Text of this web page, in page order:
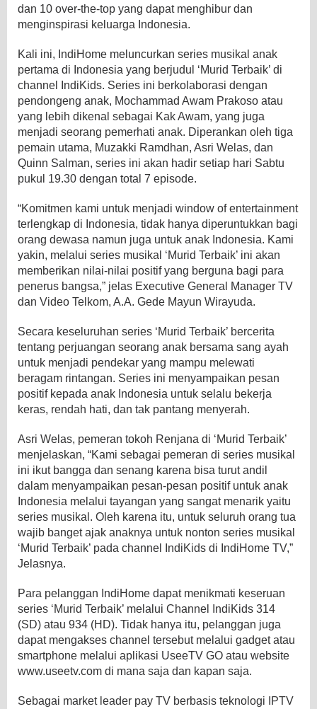
dan 10 over-the-top yang dapat menghibur dan
menginspirasi keluarga Indonesia.
Kali ini, IndiHome meluncurkan series musikal anak
pertama di Indonesia yang berjudul ‘Murid Terbaik’ di
channel IndiKids. Series ini berkolaborasi dengan
pendongeng anak, Mochammad Awam Prakoso atau
yang lebih dikenal sebagai Kak Awam, yang juga
menjadi seorang pemerhati anak. Diperankan oleh tiga
pemain utama, Muzakki Ramdhan, Asri Welas, dan
Quinn Salman, series ini akan hadir setiap hari Sabtu
pukul 19.30 dengan total 7 episode.
“Komitmen kami untuk menjadi window of entertainment
terlengkap di Indonesia, tidak hanya diperuntukkan bagi
orang dewasa namun juga untuk anak Indonesia. Kami
yakin, melalui series musikal ‘Murid Terbaik’ ini akan
memberikan nilai-nilai positif yang berguna bagi para
penerus bangsa,” jelas Executive General Manager TV
dan Video Telkom, A.A. Gede Mayun Wirayuda.
Secara keseluruhan series ‘Murid Terbaik’ bercerita
tentang perjuangan seorang anak bersama sang ayah
untuk menjadi pendekar yang mampu melewati
beragam rintangan. Series ini menyampaikan pesan
positif kepada anak Indonesia untuk selalu bekerja
keras, rendah hati, dan tak pantang menyerah.
Asri Welas, pemeran tokoh Renjana di ‘Murid Terbaik’
menjelaskan, “Kami sebagai pemeran di series musikal
ini ikut bangga dan senang karena bisa turut andil
dalam menyampaikan pesan-pesan positif untuk anak
Indonesia melalui tayangan yang sangat menarik yaitu
series musikal. Oleh karena itu, untuk seluruh orang tua
wajib banget ajak anaknya untuk nonton series musikal
‘Murid Terbaik’ pada channel IndiKids di IndiHome TV,”
Jelasnya.
Para pelanggan IndiHome dapat menikmati keseruan
series ‘Murid Terbaik’ melalui Channel IndiKids 314
(SD) atau 934 (HD). Tidak hanya itu, pelanggan juga
dapat mengakses channel tersebut melalui gadget atau
smartphone melalui aplikasi UseeTV GO atau website
www.useetv.com di mana saja dan kapan saja.
Sebagai market leader pay TV berbasis teknologi IPTV